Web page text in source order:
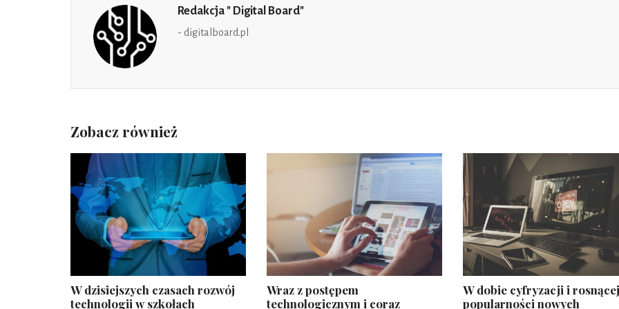
Redakcja " Digital Board"
- digitalboard.pl
Zobacz również
W dzisiejszych czasach rozwój
technologii w szkołach
Wraz z postępem
technologicznym i coraz
W dobie cyfryzacji i
popularności nowych